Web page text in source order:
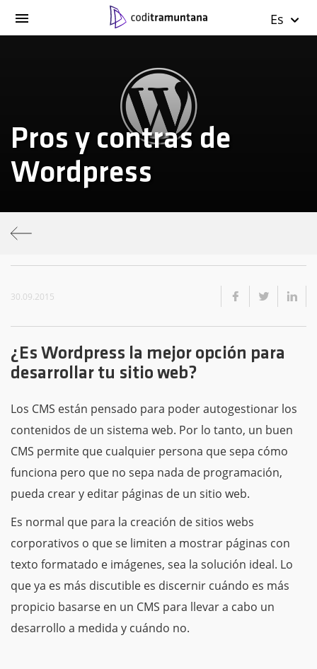
Es
Pros y contras de
Wordpress
30.09.2015
¿Es Wordpress la mejor opción para
desarrollar tu sitio web?
Los CMS están pensado para poder autogestionar los
contenidos de un sistema web. Por lo tanto, un buen
CMS permite que cualquier persona que sepa cómo
funciona pero que no sepa nada de programación,
pueda crear y editar páginas de un sitio web.
Es normal que para la creación de sitios webs
corporativos o que se limiten a mostrar páginas con
texto formatado e imágenes, sea la solución ideal. Lo
que ya es más discutible es discernir cuándo es más
propicio basarse en un CMS para llevar a cabo un
desarrollo a medida y cuándo no.